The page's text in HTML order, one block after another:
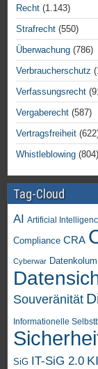
Recht (1.143)
Strafrecht (550)
Überwachung (786)
Verbraucherschutz
Verfassungsrecht
Vergaberecht (587)
Vertragsfreiheit
Whistleblowing (804)
Tag-Cloud
AI Artificial
Compliance CRA
Cyberwar
Souveränität
Informationelle
SiG IT-SiG 2.0 KI